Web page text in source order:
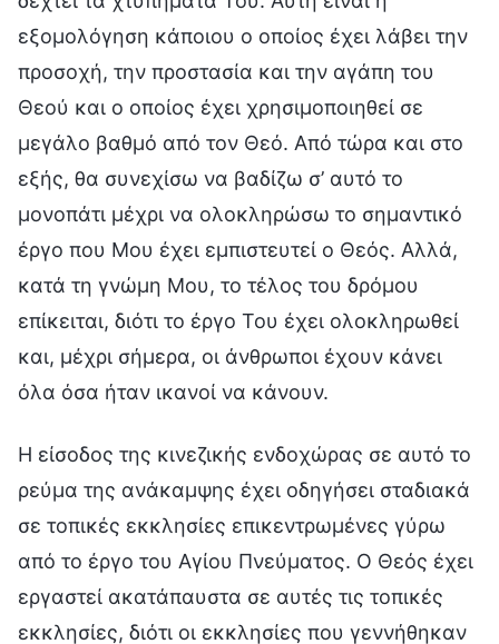
εξομολόγηση κάποιου ο οποίος έχει λάβει την
προσοχή, την προστασία και την αγάπη του
Θεού και ο οποίος έχει χρησιμοποιηθεί σε
μεγάλο βαθμό από τον Θεό. Από τώρα και στο
εξής, θα συνεχίσω να βαδίζω σ’ αυτό το
μονοπάτι μέχρι να ολοκληρώσω το σημαντικό
έργο που Μου έχει εμπιστευτεί ο Θεός. Αλλά,
κατά τη γνώμη Μου, το τέλος του δρόμου
επίκειται, διότι το έργο Του έχει ολοκληρωθεί
και, μέχρι σήμερα, οι άνθρωποι έχουν κάνει
όλα όσα ήταν ικανοί να κάνουν.
Η είσοδος της κινεζικής ενδοχώρας σε αυτό το
ρεύμα της ανάκαμψης έχει οδηγήσει σταδιακά
σε τοπικές εκκλησίες επικεντρωμένες γύρω
από το έργο του Αγίου Πνεύματος. Ο Θεός έχει
εργαστεί ακατάπαυστα σε αυτές τις τοπικές
εκκλησίες, διότι οι εκκλησίες που γεννήθηκαν